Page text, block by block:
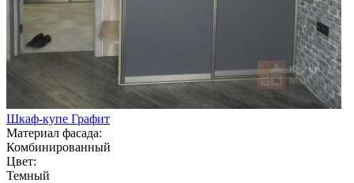
Шкаф-купе Графит
Материал фасада:
Комбинированный
Цвет:
Темный